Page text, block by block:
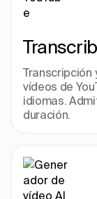
Transcripción
vídeos de
idiomas.
duración.